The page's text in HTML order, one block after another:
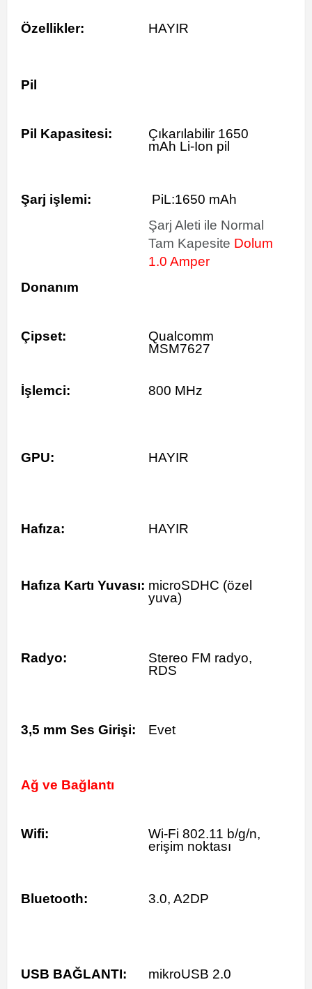
Özellikler: HAYIR
Pil
Pil Kapasitesi:
Çıkarılabilir 1650
mAh Li-Ion pil
Şarj işlemi:
PiL:1650 mAh
Şarj Aleti ile Normal
Tam Kapesite Dolum
1.0 Amper
Donanım
Çipset:
Qualcomm
MSM7627
İşlemci: 800 MHz
GPU: HAYIR
Hafıza: HAYIR
Hafıza Kartı Yuvası: microSDHC (özel
yuva)
Radyo:
Stereo FM radyo,
RDS
3,5 mm Ses Girişi: Evet
Ağ ve Bağlantı
Wifi:
Wi-Fi 802.11 b/g/n,
erişim noktası
Bluetooth: 3.0, A2DP
USB BAĞLANTI: mikroUSB 2.0